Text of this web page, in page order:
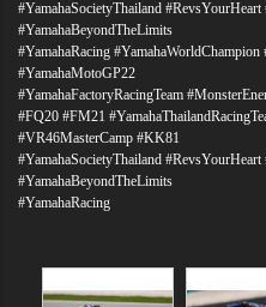
#YamahaSocietyThailand
#YamahaBeyondTheLimits
#YamahaRacing #YamahaWorldChampion
#YamahaMotoGP22
#YamahaFactoryRacingTeam
#FQ20 #FM21
#VR46MasterCamp #KK81
#YamahaSocietyThailand
#YamahaBeyondTheLimits
#YamahaRacing